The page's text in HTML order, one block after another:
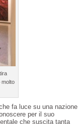
molto
fa luce su una nazione
per il suo
che suscita tanta